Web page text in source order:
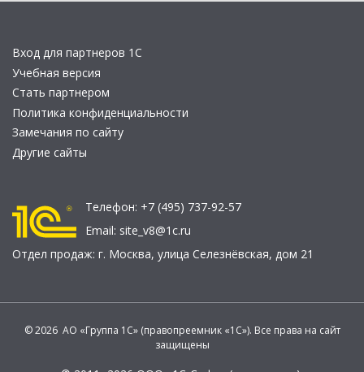
Вход для партнеров 1С
Учебная версия
Стать партнером
Политика конфиденциальности
Замечания по сайту
Другие сайты
Телефон: +7 (495) 737-92-57
Email: site_v8@1c.ru
Отдел продаж: г. Москва, улица Селезнёвская, дом 21
© 2026 АО «Группа 1С» (правопреемник «1С»). Все права на сайт
защищены